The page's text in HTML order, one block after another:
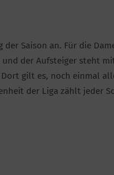
Saison an. Für die
der Aufsteiger steht
gilt es, noch einmal
der Liga zählt jeder